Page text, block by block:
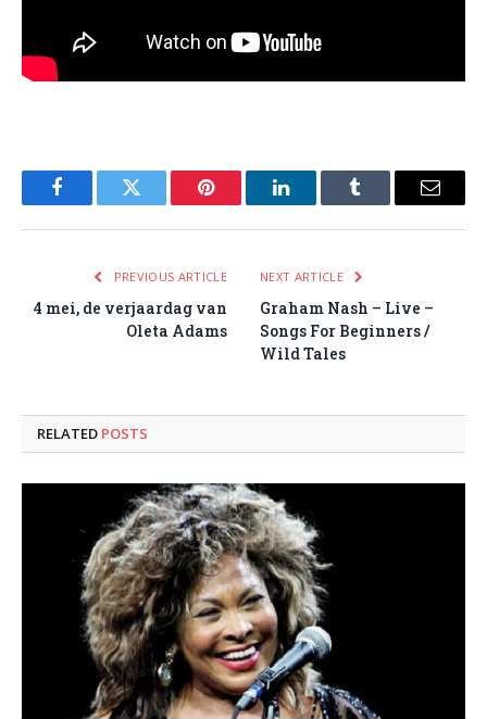
FacebookTwitter Pinterest LinkedInTumblr Email
PREVIOUS ARTICLE
4 mei, de verjaardag van
Oleta Adams
NEXT ARTICLE
Graham Nash – Live –
Songs For Beginners /
Wild Tales
RELATED POSTS